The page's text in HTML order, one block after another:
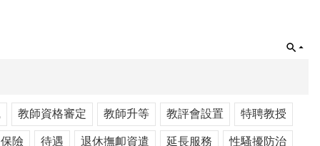
教師資格審定 教師升等 教評會設置 特聘教授
險 待遇 退休撫卹資遣 延長服務 性騷擾防治